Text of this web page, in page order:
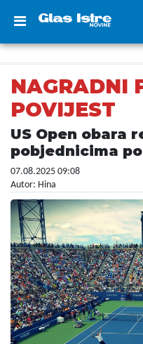
NAGRADNI
POVIJEST
US Open obara
pobjednicima
07.08.2025 09:08
Autor: Hina